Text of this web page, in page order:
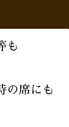
も
の席にも